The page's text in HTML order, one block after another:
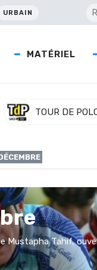
URBAIN
MATÉRIEL
TOUR DE
Mustapha Tahif,